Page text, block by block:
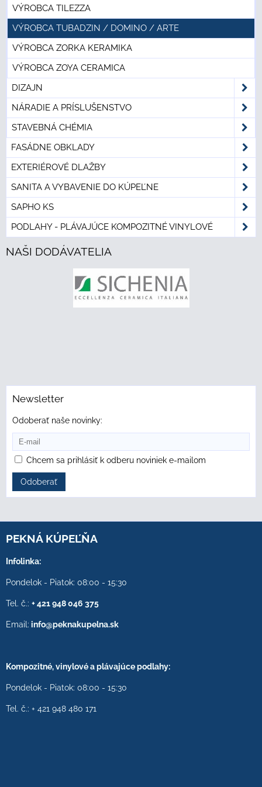
VÝROBCA TILEZZA
VÝROBCA TUBADZIN / DOMINO / ARTE
VÝROBCA ZORKA KERAMIKA
VÝROBCA ZOYA CERAMICA
DIZAJN
NÁRADIE A PRÍSLUŠENSTVO
STAVEBNÁ CHÉMIA
FASÁDNE OBKLADY
EXTERIÉROVÉ DLAŽBY
SANITA A VYBAVENIE DO KÚPEĽNE
SAPHO KS
PODLAHY - PLÁVAJÚCE KOMPOZITNÉ VINYLOVÉ
NAŠI DODÁVATELIA
Newsletter
Odoberať naše novinky:
Chcem sa prihlásiť k odberu noviniek e-mailom
Odoberať
PEKNÁ KÚPEĽŇA
Infolinka:
Pondelok - Piatok: 08:00 - 15:30
Tel. č.: + 421 948 046 375
Email: info@peknakupelna.sk
Kompozitné, vinylové a plávajúce podlahy:
Pondelok - Piatok: 08:00 - 15:30
Tel. č.: + 421 948 480 171